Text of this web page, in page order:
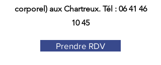
corporel) aux Chartreux. Tél : 06 41 46
10 45
Prendre RDV